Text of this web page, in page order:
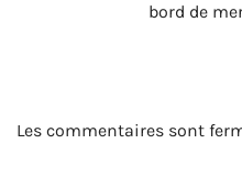
bord de
Les commentaires sont